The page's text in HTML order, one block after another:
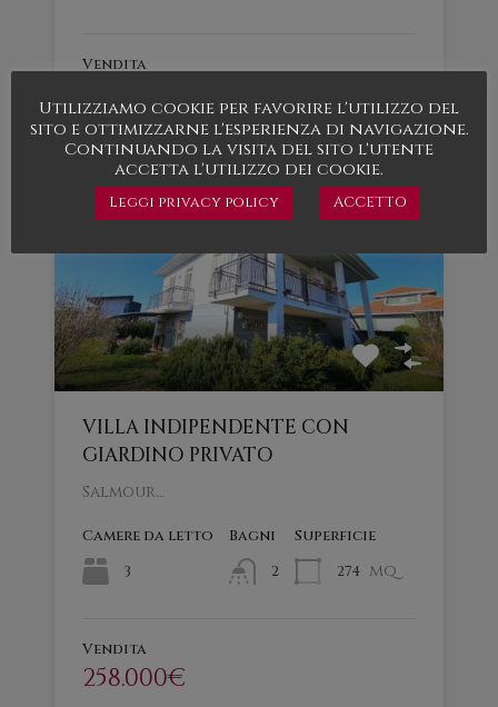
Vendita
168.000€
In evidenza
VILLA INDIPENDENTE CON
GIARDINO PRIVATO
Salmour…
Camere da letto
3
Bagni
2
Superficie
274 mq
Vendita
258.000€
Utilizziamo cookie per favorire l'utilizzo del
sito e ottimizzarne l'esperienza di navigazione.
Continuando la visita del sito l'utente
accetta l'utilizzo dei cookie.
Leggi privacy policy ACCETTO